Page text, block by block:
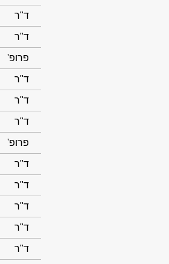
ד"ר
ד"ר
פרופ'
ד"ר
ד"ר
ד"ר
פרופ'
ד"ר
ד"ר
ד"ר
ד"ר
ד"ר